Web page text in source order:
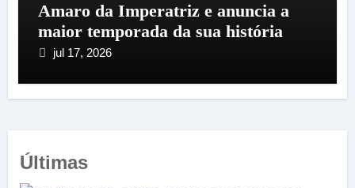
Amaro da Imperatriz e anuncia a
maior temporada da sua história
jul 17, 2026
Últimas